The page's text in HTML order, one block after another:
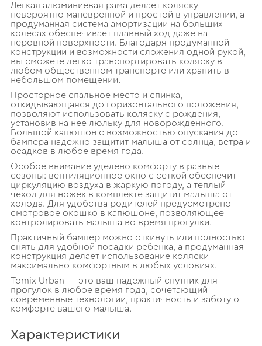
Легкая алюминиевая рама делает коляску
невероятно маневренной и простой в управлении, а
продуманная система амортизации на больших
колесах обеспечивает плавный ход даже на
неровной поверхности. Благодаря продуманной
конструкции и возможности сложения одной рукой,
вы сможете легко транспортировать коляску в
любом общественном транспорте или хранить в
небольшом помещении.
Просторное спальное место и спинка,
откидывающаяся до горизонтального положения,
позволяют использовать коляску с рождения,
установив на нее люльку для новорожденного.
Большой капюшон с возможностью опускания до
бампера надежно защитит малыша от солнца, ветра и
осадков в любое время года.
Особое внимание уделено комфорту в разные
сезоны: вентиляционное окно с сеткой обеспечит
циркуляцию воздуха в жаркую погоду, а теплый
чехол для ножек в комплекте защитит малыша от
холода. Для удобства родителей предусмотрено
смотровое окошко в капюшоне, позволяющее
контролировать малыша во время прогулки.
Практичный бампер можно откинуть или полностью
снять для удобной посадки ребенка, а продуманная
конструкция делает использование коляски
максимально комфортным в любых условиях.
Tomix Urban — это ваш надежный спутник для
прогулок в любое время года, сочетающий
современные технологии, практичность и заботу о
комфорте вашего малыша.
Характеристики